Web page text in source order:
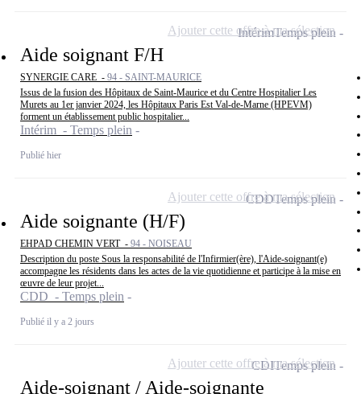
Aide soignant F/H
SYNERGIE CARE - 94 - SAINT-MAURICE
Issus de la fusion des Hôpitaux de Saint-Maurice et du Centre Hospitalier Les
Murets au 1er janvier 2024, les Hôpitaux Paris Est Val-de-Marne (HPEVM)
forment un établissement public hospitalier...
Intérim - Temps plein
Publié hier
IntérimTemps plein
Ajouter cette offre à ma sélection
Aide soignante (H/F)
EHPAD CHEMIN VERT - 94 - NOISEAU
Description du poste Sous la responsabilité de l'Infirmier(ère), l'Aide-soignant(e)
accompagne les résidents dans les actes de la vie quotidienne et participe à la mise en
œuvre de leur projet...
CDD - Temps plein
Publié il y a 2 jours
CDDTemps plein
Ajouter cette offre à ma sélection
Aide-soignant / Aide-soignante
CDITemps plein
Ajouter cette offre à ma sélection